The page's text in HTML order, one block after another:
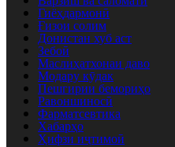
Гиёҳдармонӣ
Ғизои солим
Донистан хуб аст
Зебоӣ
Маслиҳатхонаи даво
Модару кӯдак
Пешгирии бемориҳо
Равоншиносӣ
Фарматсевтика
Хабарҳо
Ҳифзи иҷтимоӣ